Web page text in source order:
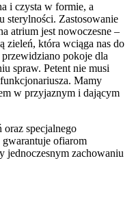
i czysta w formie, a
sterylności. Zastosowanie
atrium jest nowoczesne –
zieleń, która wciąga nas do
pokoje dla
spraw. Petent nie musi
Mamy
w przyjaznym i dającym
oraz specjalnego
ofiarom
jednoczesnym zachowaniu